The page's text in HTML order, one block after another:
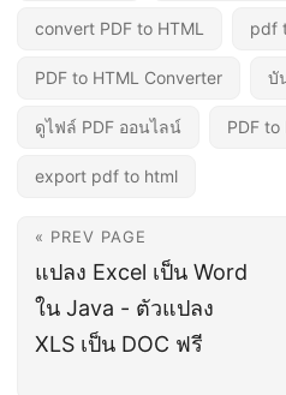
convert PDF to HTML pdf
PDF to HTML Converter บั
ดูไฟล์ PDF ออนไลน์ PDF to
export pdf to html
« PREV PAGE
แปลง Excel เป็น Word
ใน Java - ตัวแปลง
XLS เป็น DOC ฟรี